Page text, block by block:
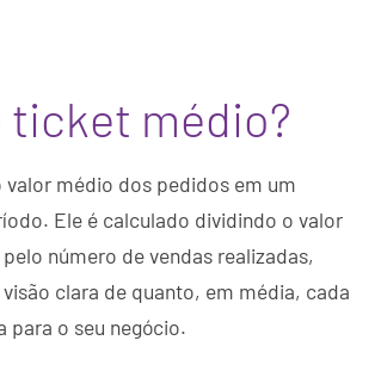
ticket médio?
médio dos pedidos em um
Ele é calculado dividindo o valor
número de vendas realizadas,
clara de quanto, em média, cada
para o seu negócio.